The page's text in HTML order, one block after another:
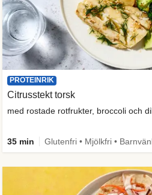
PROTEINRIK
Citrusstekt torsk
med rostade rotfrukter, broccoli och
35 min